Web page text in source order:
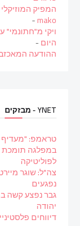
mako
-
ויקי
היום-
ההודעה
YNET - מבזקים
טראמפ: "מעדיף
במפלגה תומכת
לפוליטיקה
צה"ל: שוגר
נפגעים
יהודה
דיווחים